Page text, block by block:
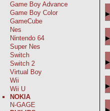
Game Boy Advance
Game Boy Color
GameCube
Nes
Nintendo 64
Super Nes
Switch
Switch 2
Virtual Boy
Wii
Wii U
NOKIA
N-GAGE